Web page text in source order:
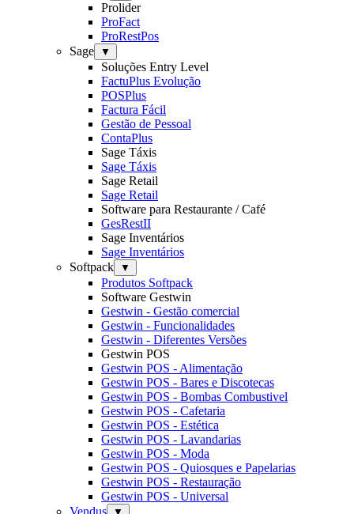
Prolider
ProFact
ProRestPos
Sage
▼
Soluções Entry Level
FactuPlus Evolução
POSPlus
Factura Fácil
Gestão de Pessoal
ContaPlus
Sage Táxis
Sage Táxis
Sage Retail
Sage Retail
Software para Restaurante / Café
GesRestII
Sage Inventários
Sage Inventários
Softpack
▼
Produtos Softpack
Software Gestwin
Gestwin - Gestão comercial
Gestwin - Funcionalidades
Gestwin - Diferentes Versões
Gestwin POS
Gestwin POS - Alimentação
Gestwin POS - Bares e Discotecas
Gestwin POS - Bombas Combustivel
Gestwin POS - Cafetaria
Gestwin POS - Estética
Gestwin POS - Lavandarias
Gestwin POS - Moda
Gestwin POS - Quiosques e Papelarias
Gestwin POS - Restauração
Gestwin POS - Universal
Vendus